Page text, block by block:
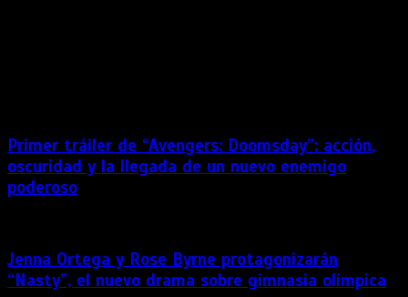
Primer tráiler de “Avengers: Doomsday”: acción,
oscuridad y la llegada de un nuevo enemigo
poderoso
Jenna Ortega y Rose Byrne protagonizarán
“Nasty”, el nuevo drama sobre gimnasia olímpica